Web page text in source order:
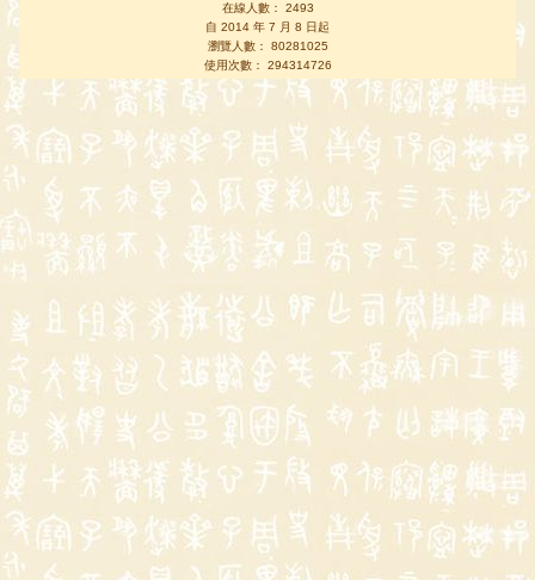
在線人數： 2493
自 2014 年 7 月 8 日起
瀏覽人數： 80281025
使用次數： 294314726